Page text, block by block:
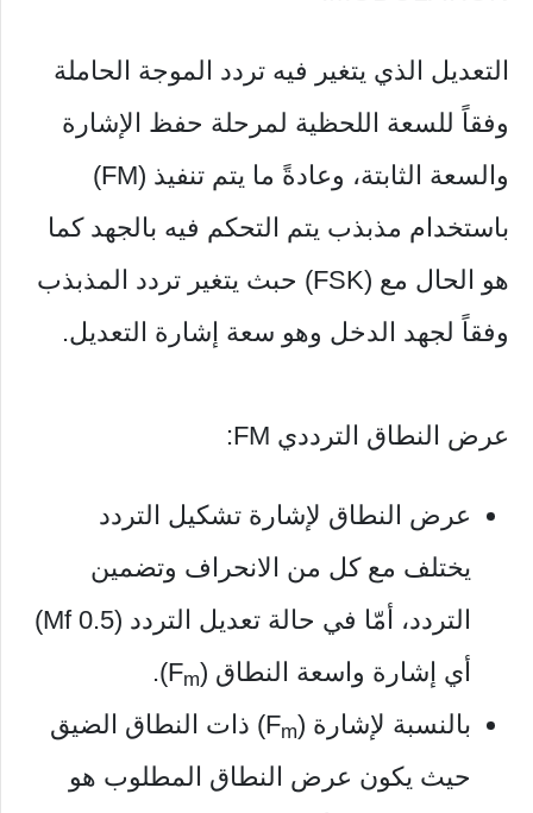
التعديل الذي يتغير فيه تردد الموجة الحاملة
وفقاً للسعة اللحظية لمرحلة حفظ الإشارة
والسعة الثابتة، وعادةً ما يتم تنفيذ (FM)
باستخدام مذبذب يتم التحكم فيه بالجهد كما
هو الحال مع (FSK) حبث يتغير تردد المذبذب
وفقاً لجهد الدخل وهو سعة إشارة التعديل.
عرض النطاق الترددي FM:
عرض النطاق لإشارة تشكيل التردد
يختلف مع كل من الانحراف وتضمين
التردد، أمّا في حالة تعديل التردد (Mf 0.5)
أي إشارة واسعة النطاق (Fm
).
بالنسبة لإشارة (Fm
) ذات النطاق الضيق
حيث يكون عرض النطاق المطلوب هو